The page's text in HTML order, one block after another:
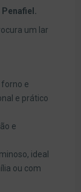
Penafiel.
um lar
forno e
e prático
e
ideal
ou com